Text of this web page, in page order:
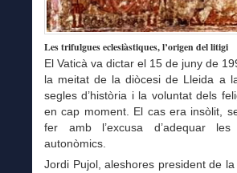
Les trifulgues eclesiàstiques, l’origen del litigi
El Vaticà va dictar el 15 de juny de
la meitat de la diòcesi de Lleida a
segles d’història i la voluntat dels
en cap moment. El cas era insòlit,
fer amb l’excusa d’adequar
autonòmics.
Jordi Pujol, aleshores president de